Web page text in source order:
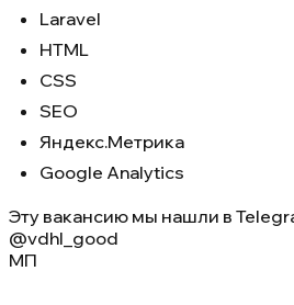
Laravel
HTML
CSS
SEO
Яндекс.Метрика
Google Analytics
Эту вакансию мы нашли в
@vdhl_good
МП